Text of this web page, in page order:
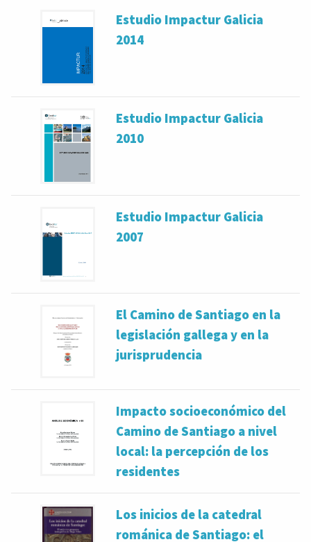
Estudio Impactur Galicia
2014
Estudio Impactur Galicia
2010
Estudio Impactur Galicia
2007
El Camino de Santiago en la
legislación gallega y en la
jurisprudencia
Impacto socioeconómico del
Camino de Santiago a nivel
local: la percepción de los
residentes
Los inicios de la catedral
románica de Santiago: el